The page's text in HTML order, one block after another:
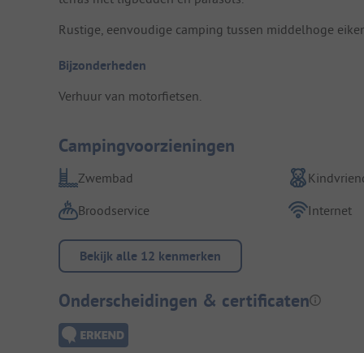
Rustige, eenvoudige camping tussen middelhoge
Bijzonderheden
Verhuur van motorfietsen.
Campingvoorzieningen
Zwembad
Broodservice
Internet
Bekijk alle 12 kenmerken
Onderscheidingen & certificaten